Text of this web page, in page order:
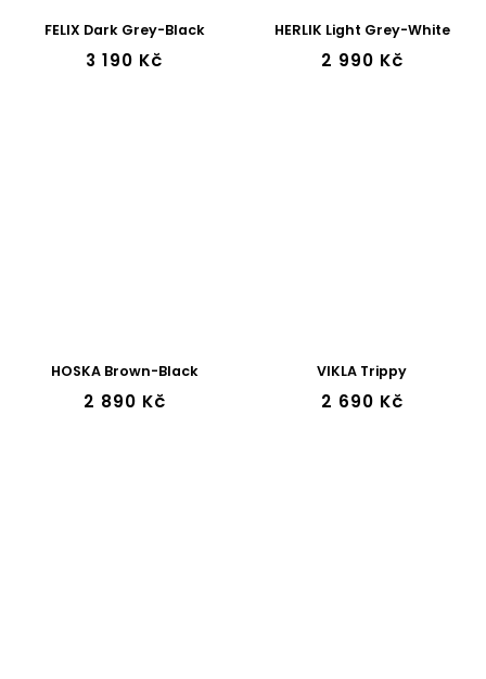
FELIX Dark Grey-Black
3 190 Kč
HERLIK Light Grey-White
2 990 Kč
HOSKA Brown-Black
2 890 Kč
VIKLA Trippy
2 690 Kč